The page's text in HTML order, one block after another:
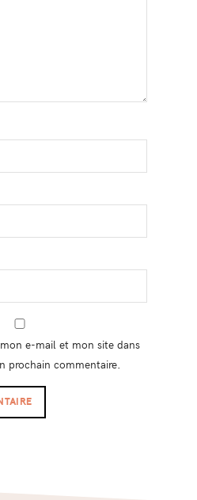
e-mail et mon site dans
prochain commentaire.